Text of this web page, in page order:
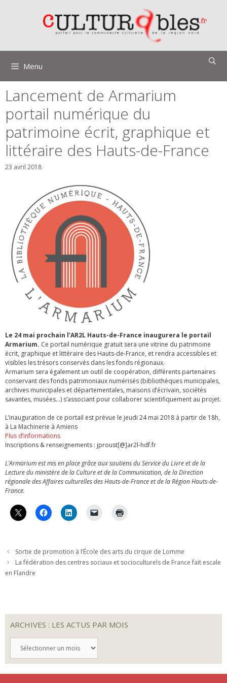
Menu
Lancement de Armarium
portail numérique du
patrimoine écrit, graphique et
littéraire des Hauts-de-France
23 avril 2018
Le 24 mai prochain l’AR2L Hauts-de-France inaugurera le portail
Armarium. Ce portail numérique gratuit sera une vitrine du patrimoine
écrit, graphique et littéraire des Hauts-de-France, et rendra accessibles et
visibles les trésors conservés dans les fonds régionaux.
Armarium sera également un outil de coopération, différents partenaires
conservant des fonds patrimoniaux numérisés (bibliothèques municipales,
archives municipales et départementales, maisons d’écrivain, sociétés
savantes, musées…) s’associant pour collaborer scientifiquement au projet.
L’inauguration de ce portail est prévue le jeudi 24 mai 2018 à partir de 18h,
à La Machinerie à Amiens
Plus d’informations
Inscriptions & renseignements : jproust[@]ar2l-hdf.fr
L’Armarium est mis en place grâce aux soutiens du Service du Livre et de la
Lecture du ministère de la Culture et de la Communication, de la Direction
régionale des Affaires culturelles des Hauts-de-France et de la Région Hauts-de-
France.
Sortie de promotion à l’École des arts du cirque de Lomme
La fédération des centres sociaux et socioculturels de France fait escale
en Flandre
ARCHIVES : LES ACTUS PAR MOIS
LES